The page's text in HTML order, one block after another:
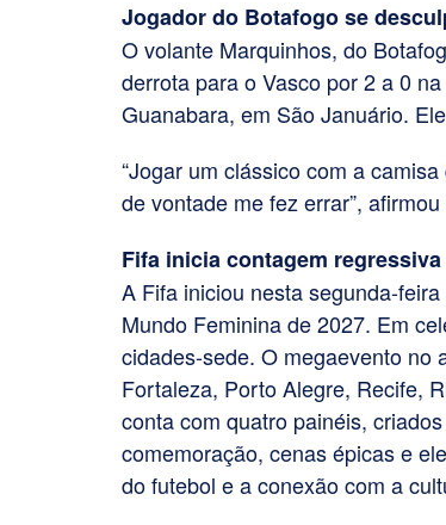
Jogador do Botafogo se
O volante Marquinhos, do
derrota para o Vasco por 2 a 0
Guanabara, em São Januário.
“Jogar um clássico com a
de vontade me fez errar”,
Fifa inicia contagem
A Fifa iniciou nesta segunda-
Mundo Feminina de 2027. Em
cidades-sede. O megaevento no
Fortaleza, Porto Alegre, Recife,
conta com quatro painéis,
comemoração, cenas épicas e
do futebol e a conexão com a